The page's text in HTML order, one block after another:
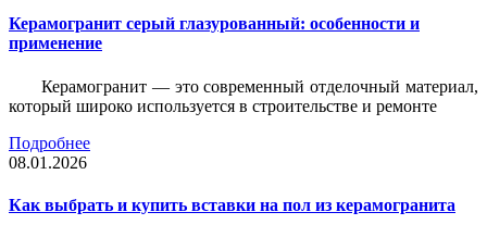
Керамогранит серый глазурованный: особенности и
применение
Керамогранит — это современный отделочный материал,
который широко используется в строительстве и ремонте
Подробнее
08.01.2026
Как выбрать и купить вставки на пол из керамогранита